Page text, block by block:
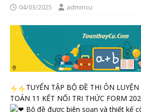
04/03/2025 admincu
TUYỂN TẬP BỘ ĐỀ THI ÔN
TOÁN 11 KẾT NỐI TRI THỨC FORM
Bộ đề được biên soạn và thiết kế